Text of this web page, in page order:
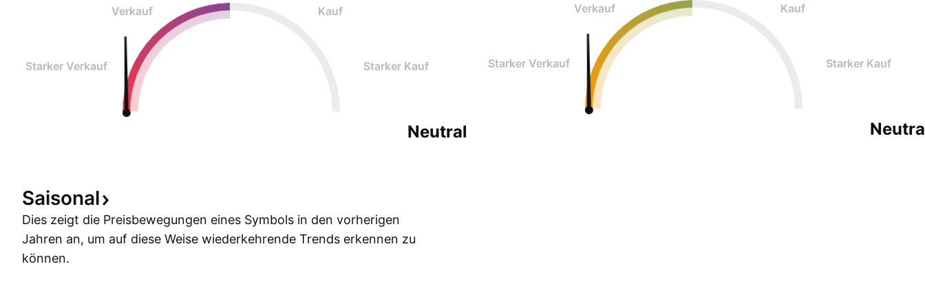
Verkauf Kauf
Starker Verkauf Starker Kauf
Neutral
Verkauf Kauf
Starker Verkauf Starker Kauf
Saisonal
Dies zeigt die Preisbewegungen eines Symbols in den vorherigen
Jahren an, um auf diese Weise wiederkehrende Trends erkennen zu
können.